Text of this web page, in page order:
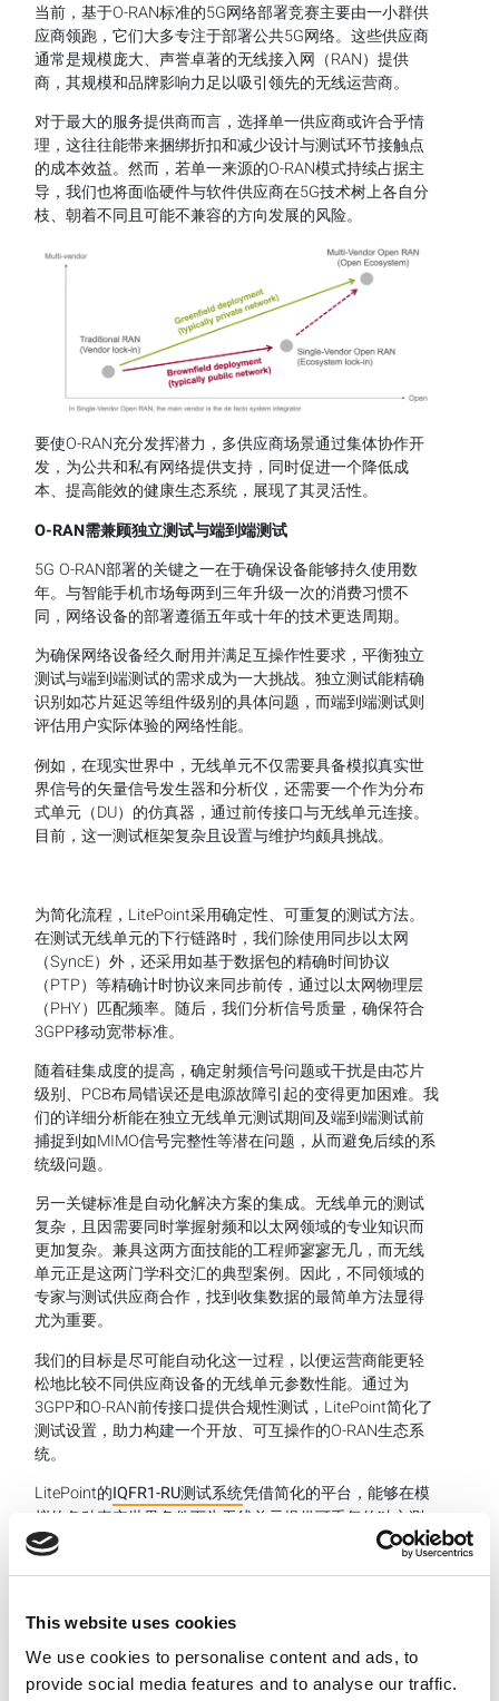
This website uses cookies
We use cookies to personalise content and ads, to
provide social media features and to analyse our traffic.
当前，基于O-RAN标准的5G网络部署竞赛主要由一小群供
应商领跑，它们大多专注于部署公共5G网络。这些供应商
通常是规模庞大、声誉卓著的无线接入网（RAN）提供
商，其规模和品牌影响力足以吸引领先的无线运营商。
对于最大的服务提供商而言，选择单一供应商或许合乎情
理，这往往能带来捆绑折扣和减少设计与测试环节接触点
的成本效益。然而，若单一来源的O-RAN模式持续占据主
导，我们也将面临硬件与软件供应商在5G技术树上各自分
枝、朝着不同且可能不兼容的方向发展的风险。
要使O-RAN充分发挥潜力，多供应商场景通过集体协作开
发，为公共和私有网络提供支持，同时促进一个降低成
本、提高能效的健康生态系统，展现了其灵活性。
O-RAN需兼顾独立测试与端到端测试
5G O-RAN部署的关键之一在于确保设备能够持久使用数
年。与智能手机市场每两到三年升级一次的消费习惯不
同，网络设备的部署遵循五年或十年的技术更迭周期。
为确保网络设备经久耐用并满足互操作性要求，平衡独立
测试与端到端测试的需求成为一大挑战。独立测试能精确
识别如芯片延迟等组件级别的具体问题，而端到端测试则
评估用户实际体验的网络性能。
例如，在现实世界中，无线单元不仅需要具备模拟真实世
界信号的矢量信号发生器和分析仪，还需要一个作为分布
式单元（DU）的仿真器，通过前传接口与无线单元连接。
目前，这一测试框架复杂且设置与维护均颇具挑战。
为简化流程，LitePoint采用确定性、可重复的测试方法。
在测试无线单元的下行链路时，我们除使用同步以太网
（SyncE）外，还采用如基于数据包的精确时间协议
（PTP）等精确计时协议来同步前传，通过以太网物理层
（PHY）匹配频率。随后，我们分析信号质量，确保符合
3GPP移动宽带标准。
随着硅集成度的提高，确定射频信号问题或干扰是由芯片
级别、PCB布局错误还是电源故障引起的变得更加困难。我
们的详细分析能在独立无线单元测试期间及端到端测试前
捕捉到如MIMO信号完整性等潜在问题，从而避免后续的系
统级问题。
另一关键标准是自动化解决方案的集成。无线单元的测试
复杂，且因需要同时掌握射频和以太网领域的专业知识而
更加复杂。兼具这两方面技能的工程师寥寥无几，而无线
单元正是这两门学科交汇的典型案例。因此，不同领域的
专家与测试供应商合作，找到收集数据的最简单方法显得
尤为重要。
我们的目标是尽可能自动化这一过程，以便运营商能更轻
松地比较不同供应商设备的无线单元参数性能。通过为
3GPP和O-RAN前传接口提供合规性测试，LitePoint简化了
测试设置，助力构建一个开放、可互操作的O-RAN生态系
统。
LitePoint的IQFR1-RU测试系统凭借简化的平台，能够在模
拟的各种真实世界条件下为无线单元提供可重复的独立测
试环境，使无线服务提供商能够轻松评估无线单元，并自
Categories
UWB
Wi-Fi 6E